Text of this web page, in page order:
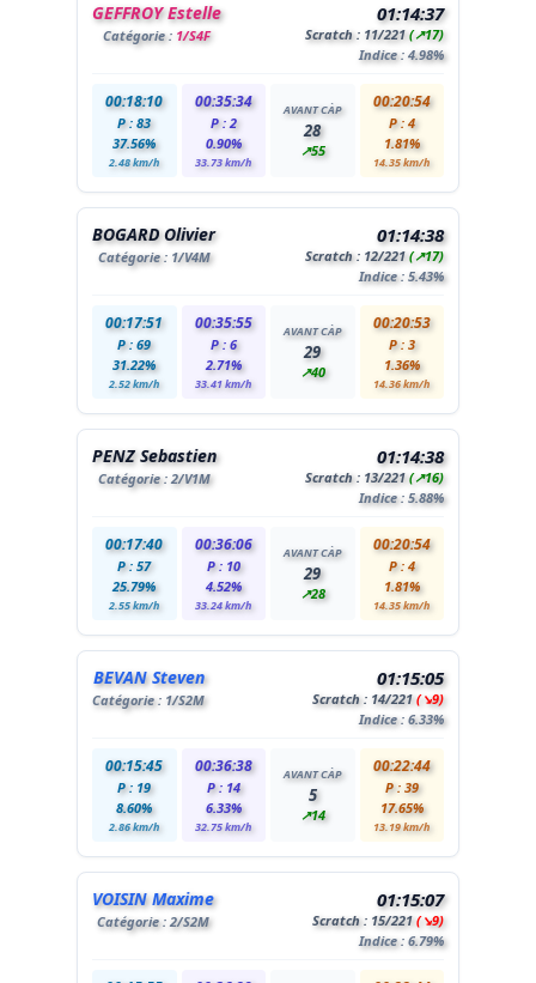
GEFFROY Estelle
Catégorie : 1/S4F
01:14:37
Scratch : 11/221(↗17)
Indice : 4.98%
00:18:10
P : 83
37.56%
2.48 km/h
00:35:34
P : 2
0.90%
33.73 km/h
AVANT CÀP
28
↗55
00:20:54
P : 4
1.81%
14.35 km/h
BOGARD Olivier
Catégorie : 1/V4M
01:14:38
Scratch : 12/221(↗17)
Indice : 5.43%
00:17:51
P : 69
31.22%
2.52 km/h
00:35:55
P : 6
2.71%
33.41 km/h
AVANT CÀP
29
↗40
00:20:53
P : 3
1.36%
14.36 km/h
PENZ Sebastien
Catégorie :2/V1M
01:14:38
Scratch : 13/221(↗16)
Indice : 5.88%
00:17:40
P : 57
25.79%
2.55 km/h
00:36:06
P : 10
4.52%
33.24 km/h
AVANT CÀP
29
↗28
00:20:54
P : 4
1.81%
14.35 km/h
BEVAN Steven
Catégorie : 1/S2M
01:15:05
Scratch : 14/221(↘9)
Indice : 6.33%
00:15:45
P : 19
8.60%
2.86 km/h
00:36:38
P : 14
6.33%
32.75 km/h
AVANT CÀP
5
↗14
00:22:44
P : 39
17.65%
13.19 km/h
VOISIN Maxime
Catégorie :2/S2M
01:15:07
Scratch : 15/221(↘9)
Indice : 6.79%